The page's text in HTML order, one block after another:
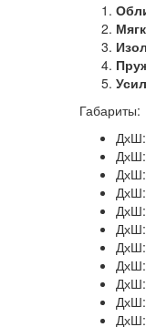
Габариты:
ДхШ:
ДхШ:
ДхШ:
ДхШ:
ДхШ:
ДхШ:
ДхШ:
ДхШ:
ДхШ:
ДхШ: